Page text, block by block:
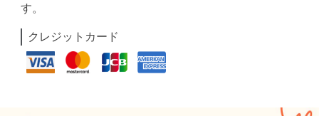
す。
クレジットカード